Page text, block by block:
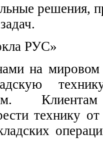
решения,
РУС»
на
Клиентам
технику